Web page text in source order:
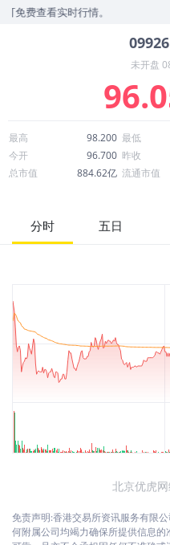
看实时行情。
09926
未开盘
最高 98.200 最低
今开
96.700 昨收
总市值
884.62亿 流通市值
52周最高
179.000
股息
分时 五日
北京优虎
免责声明:香港交易所资讯服务有限
何附属公司均竭力确保所提供信息